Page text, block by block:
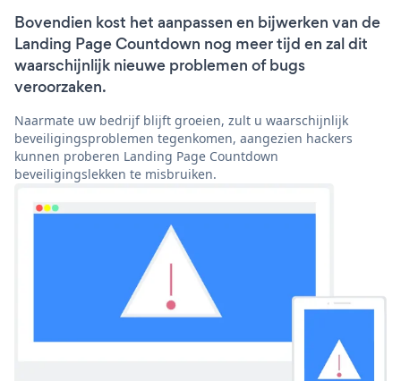
Bovendien kost het aanpassen en bijwerken van de
Landing Page Countdown nog meer tijd en zal dit
waarschijnlijk nieuwe problemen of bugs
veroorzaken.
Naarmate uw bedrijf blijft groeien, zult u waarschijnlijk
beveiligingsproblemen tegenkomen, aangezien hackers
kunnen proberen Landing Page Countdown
beveiligingslekken te misbruiken.